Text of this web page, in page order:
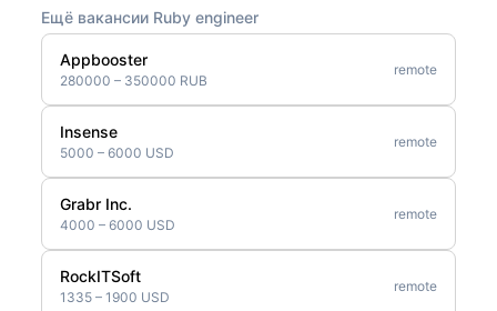
Ещё вакансии Ruby engineer
Appbooster
280000 – 350000 RUB
remote
Insense
5000 – 6000 USD
remote
Grabr Inc.
4000 – 6000 USD
remote
RockITSoft
1335 – 1900 USD
remote